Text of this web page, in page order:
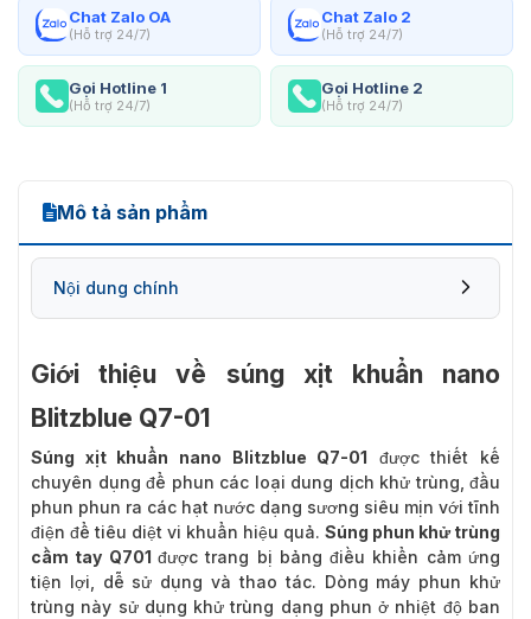
Chat Zalo OA
(Hỗ trợ 24/7)
Chat Zalo 2
(Hỗ trợ 24/7)
Gọi Hotline 1
(Hỗ trợ 24/7)
Gọi Hotline 2
(Hỗ trợ 24/7)
Mô tả sản phẩm
Nội dung chính
Giới thiệu về súng xịt khuẩn nano
Blitzblue Q7-01
Súng xịt khuẩn nano Blitzblue Q7-01 được thiết kế
chuyên dụng để phun các loại dung dịch khử trùng, đầu
phun phun ra các hạt nước dạng sương siêu mịn với tĩnh
điện để tiêu diệt vi khuẩn hiệu quả. Súng phun khử trùng
cầm tay Q701 được trang bị bảng điều khiển cảm ứng
tiện lợi, dễ sử dụng và thao tác. Dòng máy phun khử
trùng này sử dụng khử trùng dạng phun ở nhiệt độ ban